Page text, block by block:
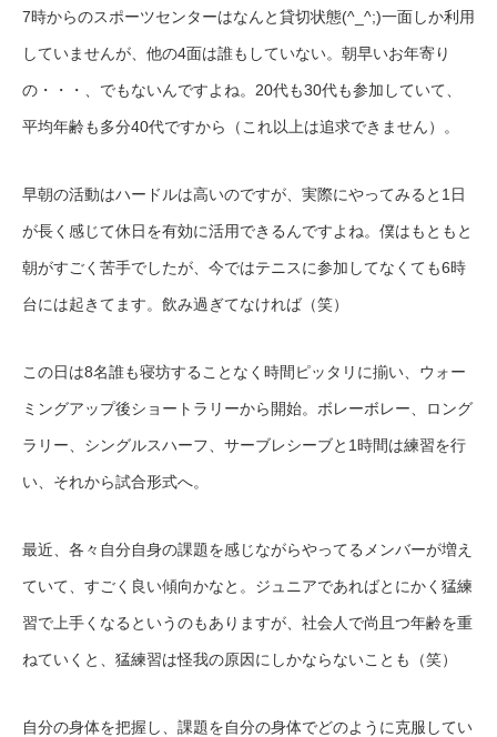
7時からのスポーツセンターはなんと貸切状態(^_^;)一面しか利用
していませんが、他の4面は誰もしていない。朝早いお年寄り
の・・・、でもないんですよね。20代も30代も参加していて、
平均年齢も多分40代ですから（これ以上は追求できません）。
早朝の活動はハードルは高いのですが、実際にやってみると1日
が長く感じて休日を有効に活用できるんですよね。僕はもともと
朝がすごく苦手でしたが、今ではテニスに参加してなくても6時
台には起きてます。飲み過ぎてなければ（笑）
この日は8名誰も寝坊することなく時間ピッタリに揃い、ウォー
ミングアップ後ショートラリーから開始。ボレーボレー、ロング
ラリー、シングルスハーフ、サーブレシーブと1時間は練習を行
い、それから試合形式へ。
最近、各々自分自身の課題を感じながらやってるメンバーが増え
ていて、すごく良い傾向かなと。ジュニアであればとにかく猛練
習で上手くなるというのもありますが、社会人で尚且つ年齢を重
ねていくと、猛練習は怪我の原因にしかならないことも（笑）
自分の身体を把握し、課題を自分の身体でどのように克服してい